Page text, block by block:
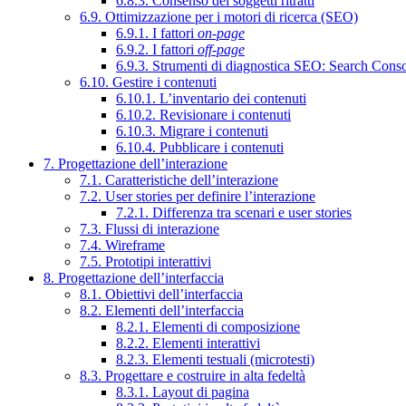
6.9. Ottimizzazione per i motori di ricerca (SEO)
6.9.1. I fattori on-page
6.9.2. I fattori off-page
6.9.3. Strumenti di diagnostica SEO: Search
6.10. Gestire i contenuti
6.10.1. L’inventario dei contenuti
6.10.2. Revisionare i contenuti
6.10.3. Migrare i contenuti
6.10.4. Pubblicare i contenuti
7. Progettazione dell’interazione
7.1. Caratteristiche dell’interazione
7.2. User stories per definire l’interazione
7.2.1. Differenza tra scenari e user stories
7.3. Flussi di interazione
7.4. Wireframe
7.5. Prototipi interattivi
8. Progettazione dell’interfaccia
8.1. Obiettivi dell’interfaccia
8.2. Elementi dell’interfaccia
8.2.1. Elementi di composizione
8.2.2. Elementi interattivi
8.2.3. Elementi testuali (microtesti)
8.3. Progettare e costruire in alta fedeltà
8.3.1. Layout di pagina